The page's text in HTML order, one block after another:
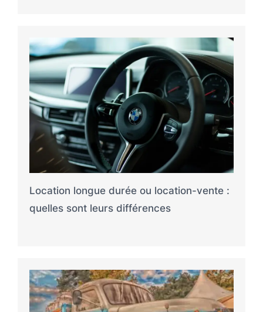
Location longue durée ou location-vente :
quelles sont leurs différences